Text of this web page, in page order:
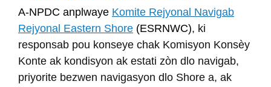
A-NPDC anplwaye Komite Rejyonal Navigab
Rejyonal Eastern Shore (ESRNWC), ki
responsab pou konseye chak Komisyon Konsèy
Konte ak kondisyon ak estati zòn dlo navigab,
priyorite bezwen navigasyon dlo Shore a, ak